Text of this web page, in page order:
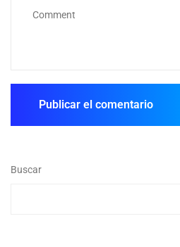
Buscar